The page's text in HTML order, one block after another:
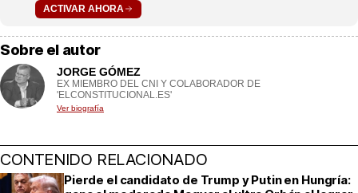
ACTIVAR AHORA
Sobre el autor
JORGE GÓMEZ
EX MIEMBRO DEL CNI Y COLABORADOR DE
'ELCONSTITUCIONAL.ES'
Ver biografía
CONTENIDO RELACIONADO
Pierde el candidato de Trump y Putin en Hungría: